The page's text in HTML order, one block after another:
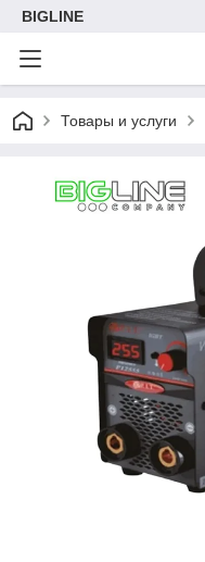
BIGLINE
Товары и услуги